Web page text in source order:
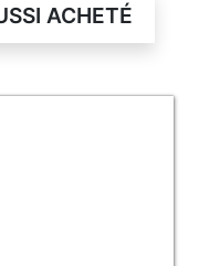
ACHETÉ